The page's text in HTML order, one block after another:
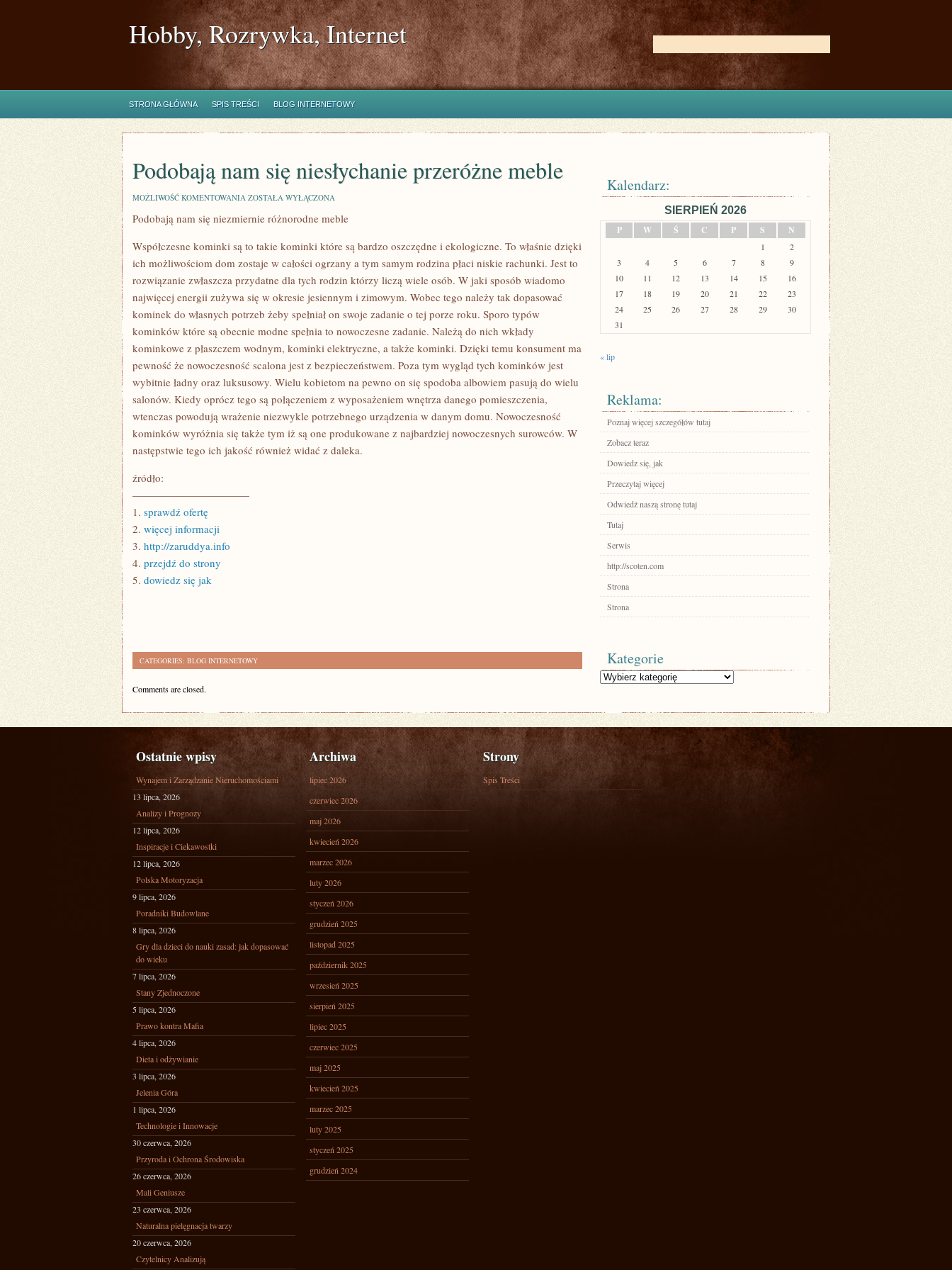
Hobby, Rozrywka, Internet
STRONA GŁÓWNA SPIS TREŚCI BLOG INTERNETOWY
Podobają nam się niesłychanie przeróżne meble
MOŻLIWOŚĆ KOMENTOWANIA PODOBAJĄ
SIĘ
MEBLE
ZOSTAŁA WYŁĄCZONA
Podobają nam się niezmiernie różnorodne meble
Współczesne kominki są to takie kominki które są bardzo oszczędne i ekologiczne. To właśnie dzięki
ich możliwościom dom zostaje w całości ogrzany a tym samym rodzina płaci niskie rachunki. Jest to
rozwiązanie zwłaszcza przydatne dla tych rodzin którzy liczą wiele osób. W jaki sposób wiadomo
najwięcej energii zużywa się w okresie jesiennym i zimowym. Wobec tego należy tak dopasować
kominek do własnych potrzeb żeby spełniał on swoje zadanie o tej porze roku. Sporo typów
kominków które są obecnie modne spełnia to nowoczesne zadanie. Należą do nich wkłady
kominkowe z płaszczem wodnym, kominki elektryczne, a także kominki. Dzięki temu konsument ma
pewność że nowoczesność scalona jest z bezpieczeństwem. Poza tym wygląd tych kominków jest
wybitnie ładny oraz luksusowy. Wielu kobietom na pewno on się spodoba albowiem pasują do wielu
salonów. Kiedy oprócz tego są połączeniem z wyposażeniem wnętrza danego pomieszczenia,
wtenczas powodują wrażenie niezwykle potrzebnego urządzenia w danym domu. Nowoczesność
kominków wyróżnia się także tym iż są one produkowane z najbardziej nowoczesnych surowców. W
następstwie tego ich jakość również widać z daleka.
źródło:
———————————
1. sprawdź ofertę
2. więcej informacji
3. http://zaruddya.info
4. przejdź do strony
5. dowiedz się jak
CATEGORIES: BLOG INTERNETOWY
Comments are closed.
Kalendarz:
SIERPIEŃ 2026
P
W Ś C P S N
1
2
3
4 5 6 7 8
9
10
11 12 13 14 15
16
17
18 19 20 21 22
23
24
25 26 27 28 29
30
31
« lip
Reklama:
Poznaj więcej szczegółów tutaj
Zobacz teraz
Dowiedz się, jak
Przeczytaj więcej
Odwiedź naszą stronę tutaj
Tutaj
Serwis
http://scoten.com
Strona
Strona
Kategorie
Kategorie
Ostatnie wpisy
Wynajem i Zarządzanie Nieruchomościami
13 lipca, 2026
Analizy i Prognozy
12 lipca, 2026
Inspiracje i Ciekawostki
12 lipca, 2026
Polska Motoryzacja
9 lipca, 2026
Poradniki Budowlane
8 lipca, 2026
Gry dla dzieci do nauki zasad: jak dopasować
do wieku
7 lipca, 2026
Stany Zjednoczone
5 lipca, 2026
Prawo kontra Mafia
4 lipca, 2026
Dieta i odżywianie
3 lipca, 2026
Jelenia Góra
1 lipca, 2026
Technologie i Innowacje
30 czerwca, 2026
Przyroda i Ochrona Środowiska
26 czerwca, 2026
Mali Geniusze
23 czerwca, 2026
Naturalna pielęgnacja twarzy
20 czerwca, 2026
Czytelnicy Analizują
Archiwa
lipiec 2026
czerwiec 2026
maj 2026
kwiecień 2026
marzec 2026
luty 2026
styczeń 2026
grudzień 2025
listopad 2025
październik 2025
wrzesień 2025
sierpień 2025
lipiec 2025
czerwiec 2025
maj 2025
kwiecień 2025
marzec 2025
luty 2025
styczeń 2025
grudzień 2024
Strony
Spis Treści